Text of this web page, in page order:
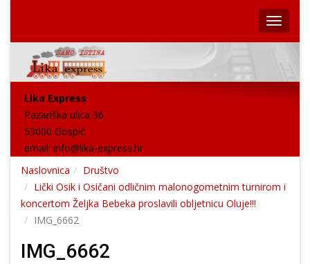
Lika Express
Pazariška ulica 36
53000 Gospić
email: info@lika-express.hr
Naslovnica
Društvo
Lički Osik i Osičani odličnim malonogometnim turnirom i
koncertom Željka Bebeka proslavili obljetnicu Oluje!!!
IMG_6662
IMG_6662